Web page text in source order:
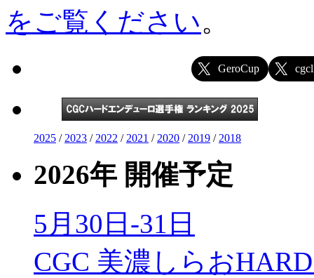
をご覧ください。
GeroCup
2025 /2023 /2022 /2021 /2020 /2019 /2018
2026年 開催予定
5月30日-31日
CGC 美濃しらお